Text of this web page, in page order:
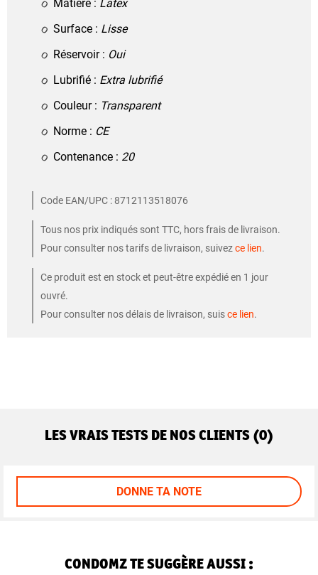
Matière : Latex
Surface : Lisse
Réservoir : Oui
Lubrifié : Extra lubrifié
Couleur : Transparent
Norme : CE
Contenance : 20
Code EAN/UPC : 8712113518076
Tous nos prix indiqués sont TTC, hors frais de livraison.
Pour consulter nos tarifs de livraison, suivezce lien.
Ce produit est en stock et peut-être expédié en 1 jour
ouvré.
Pour consulter nos délais de livraison, suisce lien.
LES VRAIS TESTS DE NOS CLIENTS (0)
DONNE TA NOTE
CONDOMZ TE SUGGÈRE AUSSI :